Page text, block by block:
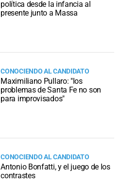
política desde la infancia al
presente junto a Massa
CONOCIENDO AL CANDIDATO
Maximiliano Pullaro: "los
problemas de Santa Fe no son
para improvisados"
CONOCIENDO AL CANDIDATO
Antonio Bonfatti, y el juego de los
contrastes